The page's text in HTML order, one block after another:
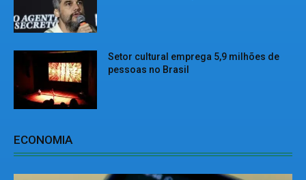
Setor cultural emprega 5,9 milhões de
pessoas no Brasil
ECONOMIA